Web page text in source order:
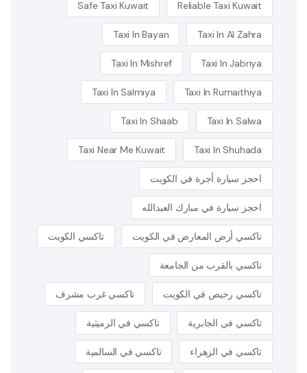
Reliable Taxi Kuwait
Safe Taxi Kuwait
Taxi In Al Zahra
Taxi In Bayan
Taxi In Jabriya
Taxi In Mishref
Taxi In Rumaithiya
Taxi In Salmiya
Taxi In Salwa
Taxi In Shaab
Taxi In Shuhada
Taxi Near Me Kuwait
احجز سيارة أجرة في الكويت
احجز سيارة في مبارك العبدالله
تاكسي أرض المعارض في الكويت تاكسي الكويت
تاكسي بالقرب من الجامعة
تاكسي رخيص في الكويت تاكسي غرب مشرف
تاكسي في الجابرية تاكسي في الرميثية
تاكسي في الزهراء تاكسي في السالمية